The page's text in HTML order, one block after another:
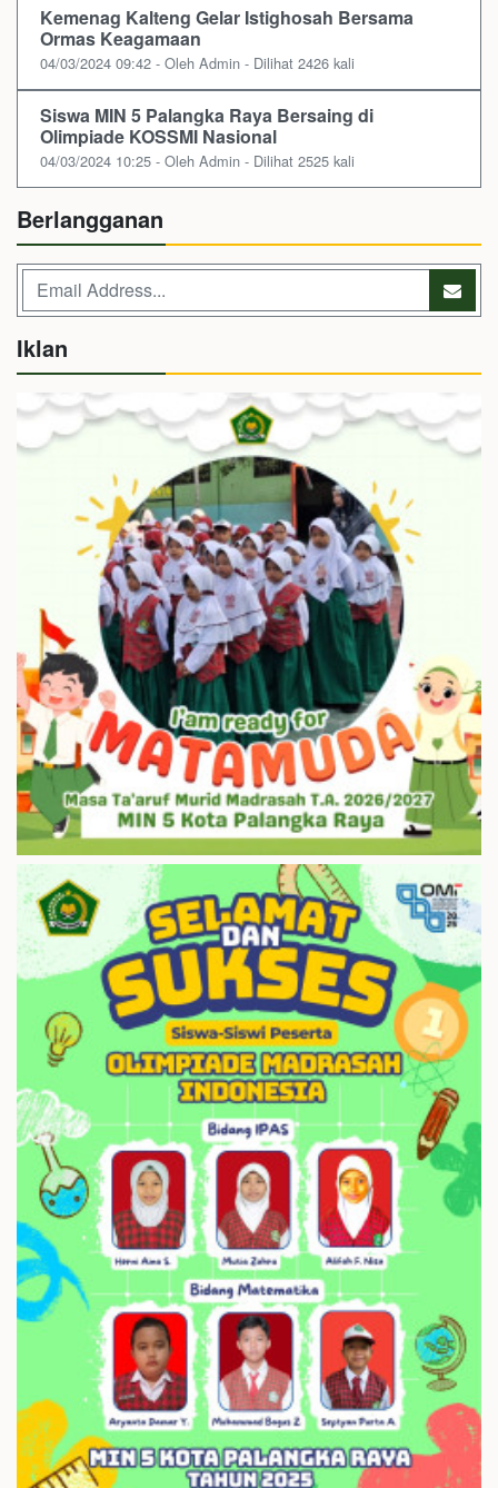
Kemenag Kalteng Gelar Istighosah Bersama
Ormas Keagamaan
04/03/2024 09:42 - Oleh Admin - Dilihat 2426 kali
Siswa MIN 5 Palangka Raya Bersaing di
Olimpiade KOSSMI Nasional
04/03/2024 10:25 - Oleh Admin - Dilihat 2525 kali
Berlangganan
Iklan